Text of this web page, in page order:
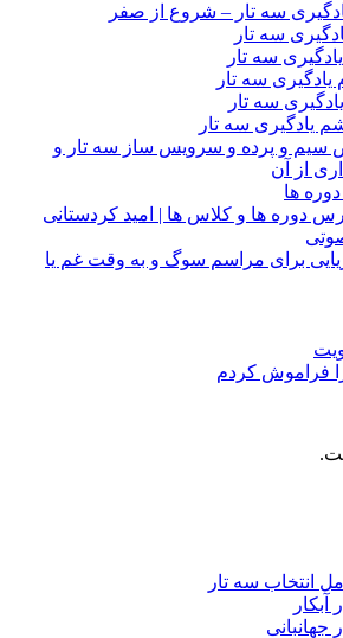
سه تار – شروع از صفر
سه تار
سه تار
یادگیری سه تار
سه تار
یادگیری سه تار
سیم و پرده و سرویس ساز سه تار و
از آن
ها
دوره ها و کلاس ها | امید کردستانی
برای مراسم سوگ و به وقت غم یا
فراموش کردم
انتخاب سه تار
جهانبانی